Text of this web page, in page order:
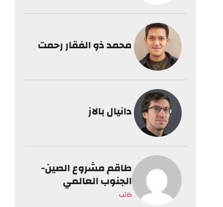
محمد ذو الفقار رحمت
دانيال بالاز
طاقم مشروع الصين-
الجنوب العالمي
كاتب